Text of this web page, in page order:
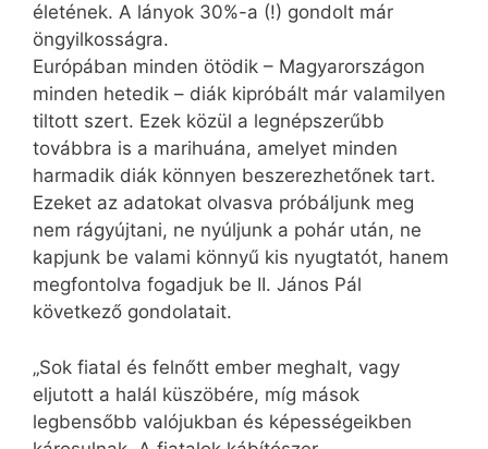
életének. A lányok 30%-a (!) gondolt már
öngyilkosságra.
Európában minden ötödik – Magyarországon
minden hetedik – diák kipróbált már valamilyen
tiltott szert. Ezek közül a legnépszerűbb
továbbra is a marihuána, amelyet minden
harmadik diák könnyen beszerezhetőnek tart.
Ezeket az adatokat olvasva próbáljunk meg
nem rágyújtani, ne nyúljunk a pohár után, ne
kapjunk be valami könnyű kis nyugtatót, hanem
megfontolva fogadjuk be II. János Pál
következő gondolatait.
„Sok fiatal és felnőtt ember meghalt, vagy
eljutott a halál küszöbére, míg mások
legbensőbb valójukban és képességeikben